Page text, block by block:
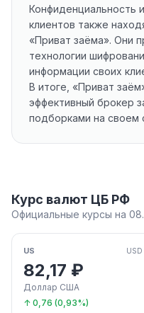
Конфиденциальность
клиентов также
«Приват заёма». Они
технологии
информации своих
В итоге, «Приват
эффективный брокер
подборками на своем
Курс валют ЦБ РФ
Официальные курсы на
US USD
82,17 ₽
Доллар США
↑ 0,76 (0,93%)